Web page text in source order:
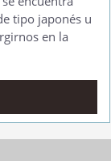
tipo japonés u
en la